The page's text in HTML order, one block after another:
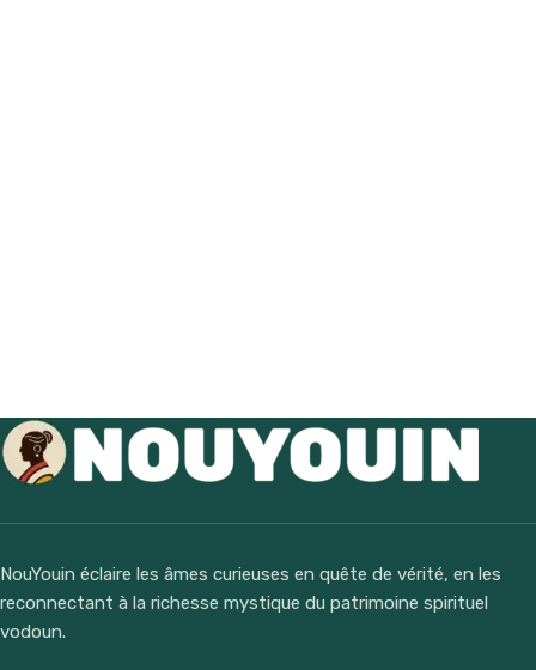
NouYouin éclaire les âmes curieuses en quête de vérité, en les
reconnectant à la richesse mystique du patrimoine spirituel
vodoun.